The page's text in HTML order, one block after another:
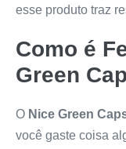
esse produto traz
Como é
Green
O Nice Green
você gaste coisa